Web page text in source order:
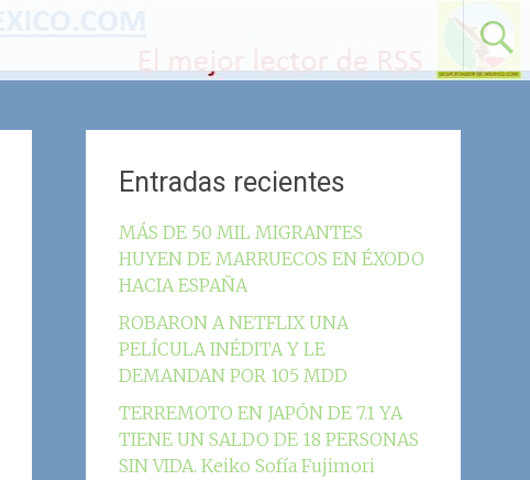
Entradas recientes
MÁS DE 50 MIL MIGRANTES
HUYEN DE MARRUECOS EN ÉXODO
HACIA ESPAÑA
ROBARON A NETFLIX UNA
PELÍCULA INÉDITA Y LE
DEMANDAN POR 105 MDD
TERREMOTO EN JAPÓN DE 7.1 YA
TIENE UN SALDO DE 18 PERSONAS
SIN VIDA. Keiko Sofía Fujimori